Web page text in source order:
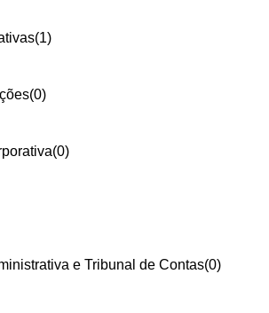
(1)
(0)
(0)
e Tribunal de Contas(0)